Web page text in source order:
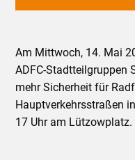
Am Mittwoch, 14. Mai
ADFC-Stadtteilgruppen
mehr Sicherheit für
Hauptverkehrsstraßen
17 Uhr am Lützowplatz.